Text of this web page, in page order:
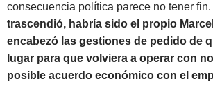
consecuencia política parece no tener fin.
trascendió, habría sido el propio
encabezó las gestiones de pedido de
lugar para que volviera a operar con
posible acuerdo económico con el